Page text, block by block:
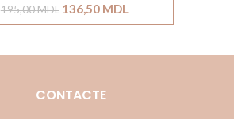
195,00MDL 136,50 MDL
CONTACTE